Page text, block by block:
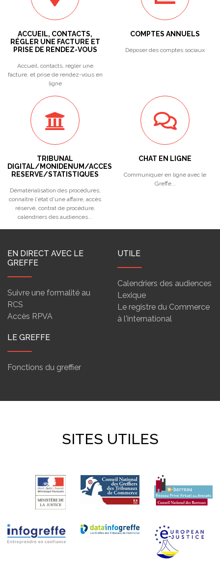
ACCUEIL, CONTACTS,
RÉGLER UNE FACTURE ET
PRISE DE RENDEZ-VOUS
Accueil, contacts, régler une
facture, et prise de rendez-vous en
ligne
COMPTES ANNUELS
Déposer des comptes sociaux
TRIBUNAL
DIGITAL/MONIDENUM/ACCES
RESERVE/STATISTIQUES
Dématérialisation des procédures,
connaître l'état d'une affaire, accès
réservé, contrat de procédure,
calendriers des audiences...
CHAT EN LIGNE
Communiquer en ligne avec le
Greffe...
EN DIRECT AVEC LE
GREFFE
Suivre une formalité au
RCS
Accès RPVA
UTILE
Calendriers des audiences
Lexique
Le registre du Commerce
à l'international
LE GREFFE
Fonctions du greffier
SITES UTILES